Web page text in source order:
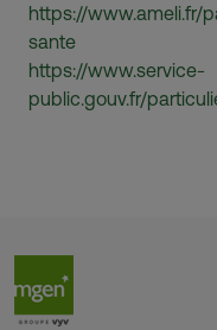
https://www.ameli.fr/
sante
https://www.service-
public.gouv.fr/